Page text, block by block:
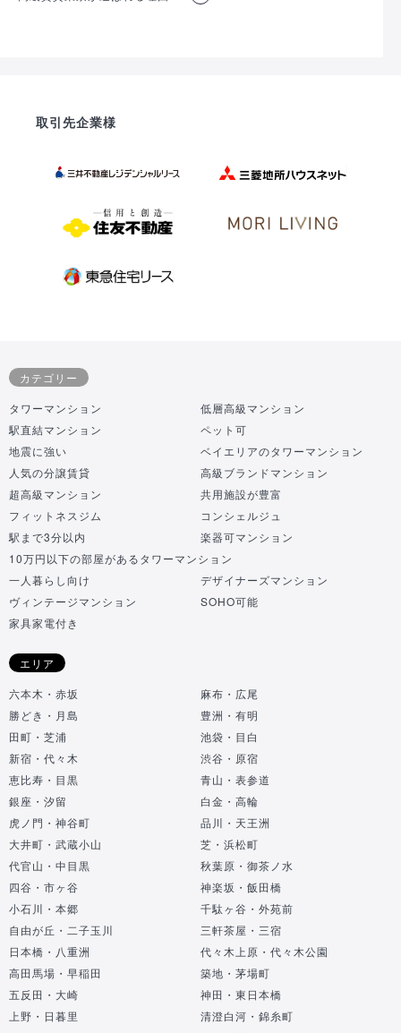
取引先企業様
カテゴリー
タワーマンション
低層高級マンション
駅直結マンション
ペット可
地震に強い
ベイエリアのタワーマンション
人気の分譲賃貸
高級ブランドマンション
超高級マンション
共用施設が豊富
フィットネスジム
コンシェルジュ
駅まで3分以内
楽器可マンション
10万円以下の部屋があるタワーマンション
一人暮らし向け
デザイナーズマンション
ヴィンテージマンション
SOHO可能
家具家電付き
エリア
六本木・赤坂
麻布・広尾
勝どき・月島
豊洲・有明
田町・芝浦
池袋・目白
新宿・代々木
渋谷・原宿
恵比寿・目黒
青山・表参道
銀座・汐留
白金・高輪
虎ノ門・神谷町
品川・天王洲
大井町・武蔵小山
芝・浜松町
代官山・中目黒
秋葉原・御茶ノ水
四谷・市ヶ谷
神楽坂・飯田橋
小石川・本郷
千駄ヶ谷・外苑前
自由が丘・二子玉川
三軒茶屋・三宿
日本橋・八重洲
代々木上原・代々木公園
高田馬場・早稲田
築地・茅場町
五反田・大崎
神田・東日本橋
上野・日暮里
清澄白河・錦糸町